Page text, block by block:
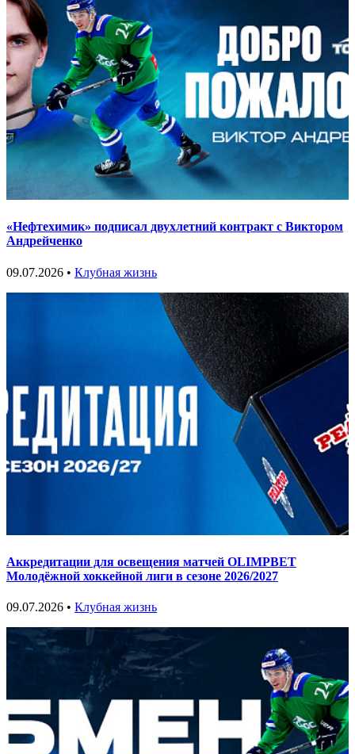
«Нефтехимик» подписал двухлетний контракт с Виктором
Андрейченко
09.07.2026 • Клубная жизнь
Аккредитации для освещения матчей OLIMPBET
Молодёжной хоккейной лиги в сезоне 2026/2027
09.07.2026 • Клубная жизнь